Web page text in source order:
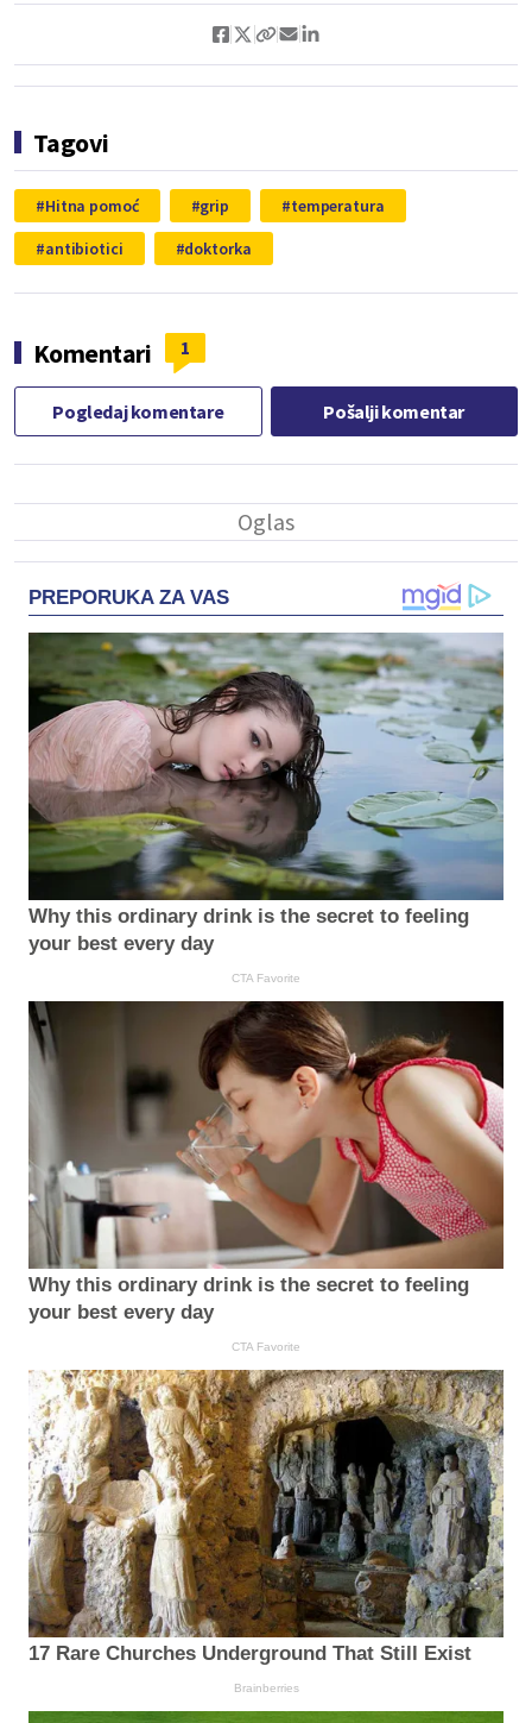
Tagovi
Hitna pomoć grip
temperatura
antibiotici
doktorka
Komentari 1
Pogledaj komentare Pošalji komentar
PREPORUKA ZA VAS
Why this ordinary drink is the secret to feeling
your best every day
CTA Favorite
Why this ordinary drink is the secret to feeling
your best every day
CTA Favorite
17 Rare Churches Underground That Still Exist
Brainberries